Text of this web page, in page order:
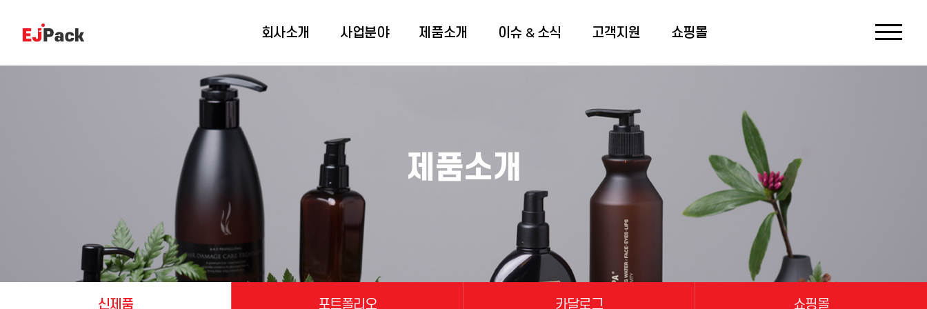
회사소개 사업분야 제품소개 이슈 & 소식 고객지원 쇼핑몰
제품소개
신제품 포트폴리오 카달로그 쇼핑몰